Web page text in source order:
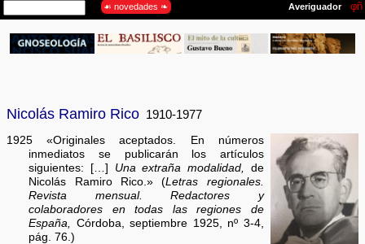
Nicolás Ramiro Rico 1910-1977
1925 «Originales aceptados. En números
inmediatos se publicarán los artículos
siguientes: […] Una extraña modalidad,
de
Nicolás Ramiro Rico.» (Letras regionales.
Revista mensual. Redactores y
colaboradores en todas las regiones de
España,
Córdoba, septiembre 1925, nº 3-4,
pág. 76.)